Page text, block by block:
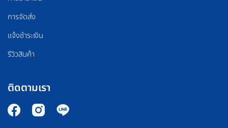
การจัดส่ง
แจ้งชำระเงิน
รีวิวสินค้า
ติดตามเรา